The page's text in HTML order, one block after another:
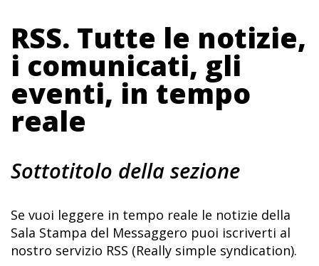
RSS. Tutte le notizie,
i comunicati, gli
eventi, in tempo
reale
Sottotitolo della sezione
Se vuoi leggere in tempo reale le notizie della
Sala Stampa del Messaggero puoi iscriverti al
nostro servizio RSS (Really simple syndication).